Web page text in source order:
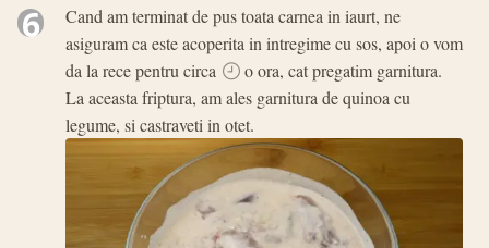
6
Cand am terminat de pus toata carnea in iaurt, ne
asiguram ca este acoperita in intregime cu sos, apoi o vom
da la rece pentru circa
o ora, cat pregatim garnitura.
La aceasta friptura, am ales garnitura de quinoa cu
legume, si castraveti in otet.